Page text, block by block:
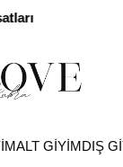
✨ Yeni
ALT GİYİMDIŞ